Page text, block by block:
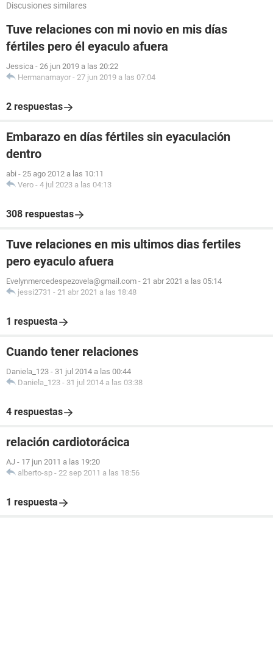
Discusiones similares
Tuve relaciones con mi novio en mis días
fértiles pero él eyaculo afuera
Jessica - 26 jun 2019 a las 20:22
Hermanamayor - 27 jun 2019 a las 07:04
2 respuestas
Embarazo en días fértiles sin eyaculación
dentro
abi - 25 ago 2012 a las 10:11
Vero - 4 jul 2023 a las 04:13
308 respuestas
Tuve relaciones en mis ultimos dias fertiles
pero eyaculo afuera
Evelynmercedespezovela@gmail.com - 21 abr 2021 a las 05:14
jessi2731 - 21 abr 2021 a las 18:48
1 respuesta
Cuando tener relaciones
Daniela_123 - 31 jul 2014 a las 00:44
Daniela_123 - 31 jul 2014 a las 03:38
4 respuestas
relación cardiotorácica
AJ - 17 jun 2011 a las 19:20
alberto-sp - 22 sep 2011 a las 18:56
1 respuesta